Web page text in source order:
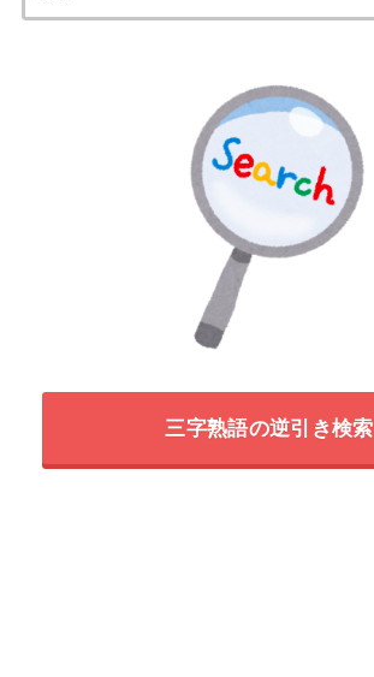
索:
三字熟語の逆引き検索